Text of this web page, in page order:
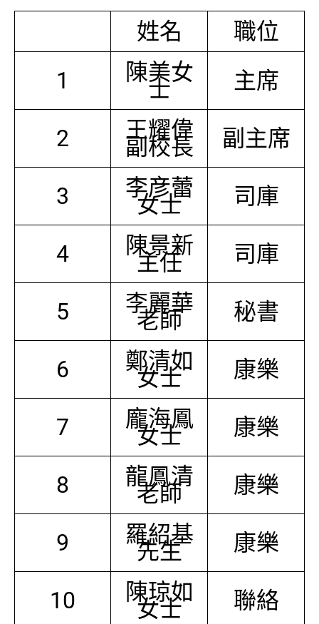
姓名
職位
1
陳美女
士 主席
2 王耀偉
副校長 副主席
3 李彦蕾
女士 司庫
4 陳景新
主任 司庫
5 李麗華
老師 秘書
6 鄭清如
女士 康樂
7 龐海鳳
女士 康樂
8 龍鳳清
老師 康樂
9 羅紹基
先生 康樂
10 陳琼如
女士 聯絡